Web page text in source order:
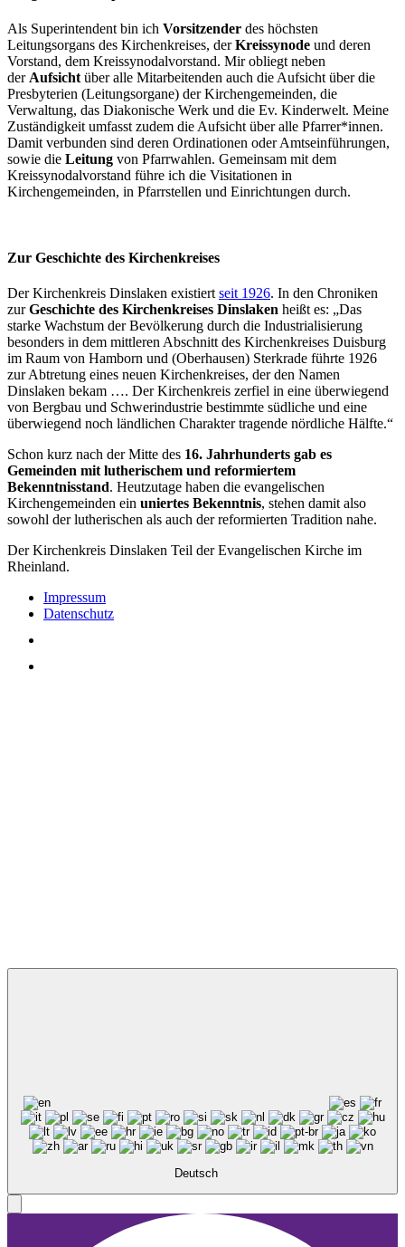
Als Superintendent bin ich Vorsitzender des höchsten
Leitungsorgans des Kirchenkreises, derKreissynode und deren
Vorstand, dem Kreissynodalvorstand. Mir obliegt neben
der Aufsicht über alle Mitarbeitenden auch die Aufsicht über die
Presbyterien (Leitungsorgane) der Kirchengemeinden, die
Verwaltung, das Diakonische Werk und die Ev. Kinderwelt. Meine
Zuständigkeit umfasst zudem die Aufsicht über alle Pfarrer*innen.
Damit verbunden sind deren Ordinationen oder Amtseinführungen,
sowie die Leitung von Pfarrwahlen. Gemeinsam mit dem
Kreissynodalvorstand führe ich die Visitationen in
Kirchengemeinden, in Pfarrstellen und Einrichtungen durch.
Zur Geschichte des Kirchenkreises
Der Kirchenkreis Dinslaken existiertseit 1926. In den Chroniken
zurGeschichte des Kirchenkreises Dinslaken heißt es: „Das
starke Wachstum der Bevölkerung durch die Industrialisierung
besonders in dem mittleren Abschnitt des Kirchenkreises Duisburg
im Raum von Hamborn und (Oberhausen) Sterkrade führte 1926
zur Abtretung eines neuen Kirchenkreises, der den Namen
Dinslaken bekam …. Der Kirchenkreis zerfiel in eine überwiegend
von Bergbau und Schwerindustrie bestimmte südliche und eine
überwiegend noch ländlichen Charakter tragende nördliche Hälfte.“
Schon kurz nach der Mitte des 16. Jahrhunderts gab es
Gemeinden mit lutherischem und reformiertem
Bekenntnisstand. Heutzutage haben die evangelischen
Kirchengemeinden ein uniertes Bekenntnis, stehen damit also
sowohl der lutherischen als auch der reformierten Tradition nahe.
Der Kirchenkreis Dinslaken Teil der Evangelischen Kirche im
Rheinland.
Impressum
Datenschutz
Deutsch